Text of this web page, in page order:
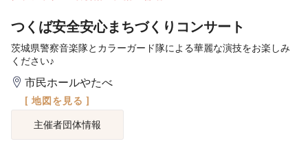
つくば安全安心まちづくりコンサート
茨城県警察音楽隊とカラーガード隊による華麗な演技をお楽しみ
ください♪
市民ホールやたべ
[ 地図を見る ]
主催者団体情報